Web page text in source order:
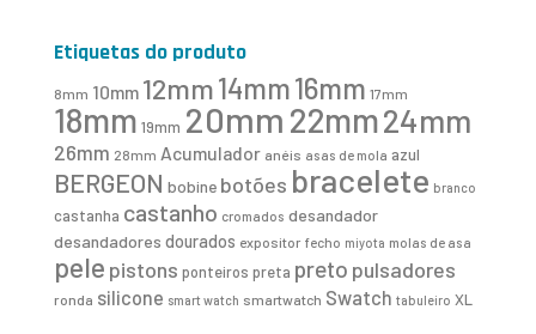
Etiquetas do produto
8mm 10mm 12mm14mm16mm 17mm
18mm 19mm 20mm 22mm24mm
26mm 28mm Acumulador anéis asas de mola azul
BERGEON bobine botões bracelete branco
castanha castanho cromados desandador
desandadores dourados expositor fecho miyota molas de asa
pele pistons ponteiros preta preto pulsadores
ronda silicone smart watch smartwatch Swatch tabuleiro XL